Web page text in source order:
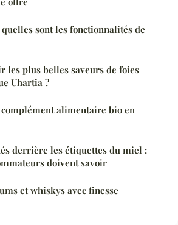
sont les fonctionnalités de
les plus belles saveurs de foies
Uhartia ?
alimentaire bio en
derrière les étiquettes du miel :
doivent savoir
et whiskys avec finesse